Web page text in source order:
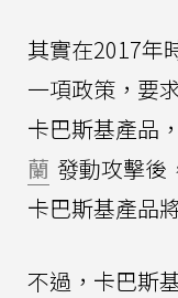
其實在2017年
一項政策，要
卡巴斯基產品
蘭 發動攻擊後
卡巴斯基產品
不過，卡巴斯